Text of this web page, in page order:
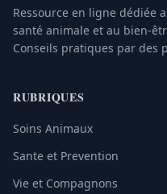
Ressource en ligne dédiée
santé animale et au bien-
Conseils pratiques par des
RUBRIQUES
Soins Animaux
Sante et Prevention
Vie et Compagnons